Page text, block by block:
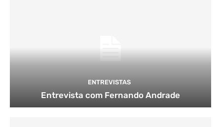
ENTREVISTAS
Entrevista com Fernando Andrade